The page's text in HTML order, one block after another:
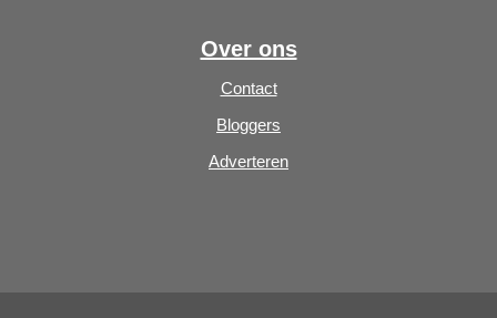
Over ons
Contact
Bloggers
Adverteren